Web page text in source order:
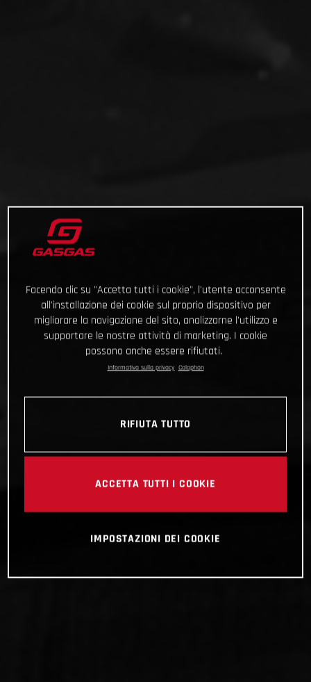
Facendo clic su "Accetta tutti i cookie", l'utente acconsente
all'installazione dei cookie sul proprio dispositivo per
migliorare la navigazione del sito, analizzarne l'utilizzo e
supportare le nostre attività di marketing. I cookie
possono anche essere rifiutati.
Informativa sulla privacy Colophon
RIFIUTA TUTTO
ACCETTA TUTTI I COOKIE
IMPOSTAZIONI DEI COOKIE